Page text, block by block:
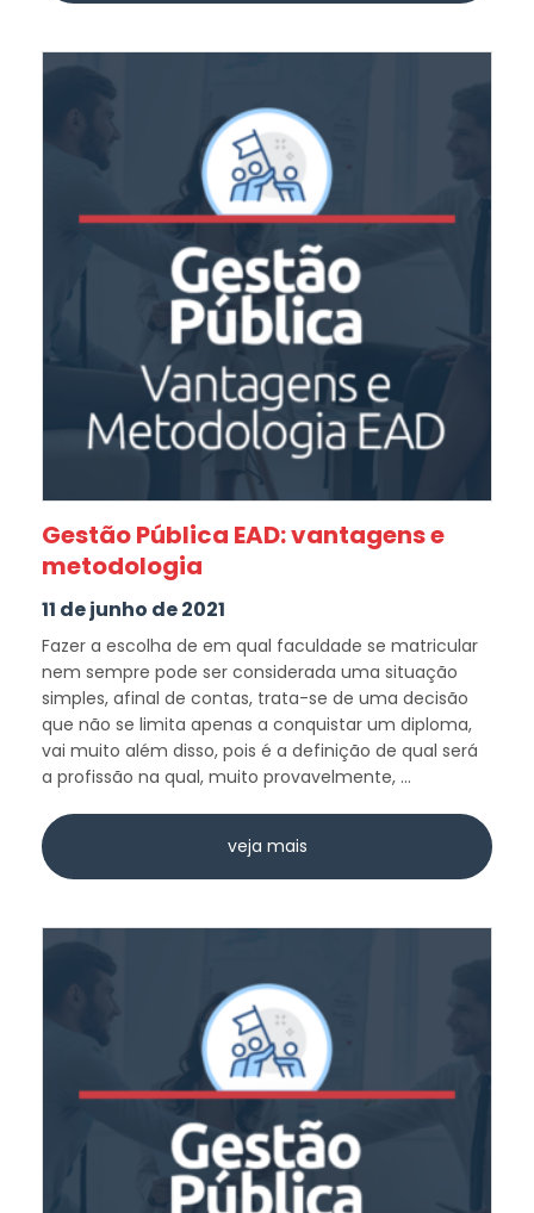
Gestão Pública EAD: vantagens e
metodologia
11 de junho de 2021
Fazer a escolha de em qual faculdade se matricular
nem sempre pode ser considerada uma situação
simples, afinal de contas, trata-se de uma decisão
que não se limita apenas a conquistar um diploma,
vai muito além disso, pois é a definição de qual será
a profissão na qual, muito provavelmente, ...
veja mais